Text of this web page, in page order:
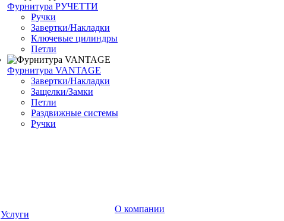
Фурнитура РУЧЕТТИ
Ручки
Завертки/Накладки
Ключевые цилиндры
Петли
Фурнитура VANTAGE
Завертки/Накладки
Защелки/Замки
Петли
Раздвижные системы
Ручки
Услуги
О компании